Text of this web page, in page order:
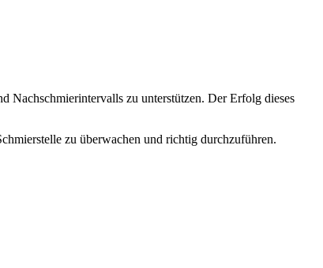
Nachschmierintervalls zu unterstützen. Der Erfolg dieses
zu überwachen und richtig durchzuführen.